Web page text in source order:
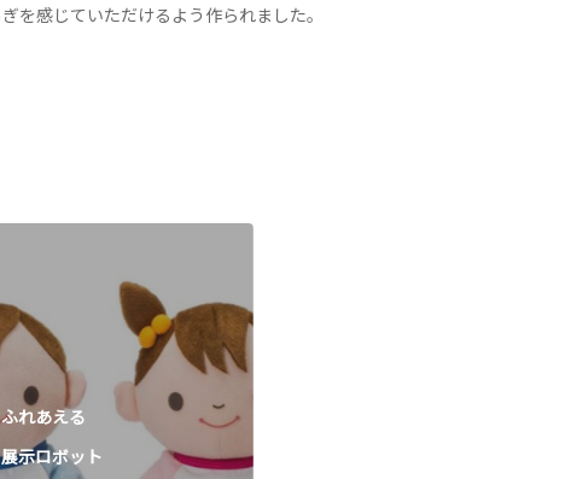
を感じていただけるよう作られました。
ふれあえる
展示ロボット